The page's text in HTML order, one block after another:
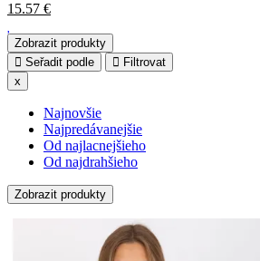
15.57 €
Zobrazit produkty
Seřadit podle
Filtrovat
x
Najnovšie
Najpredávanejšie
Od najlacnejšieho
Od najdrahšieho
Zobrazit produkty